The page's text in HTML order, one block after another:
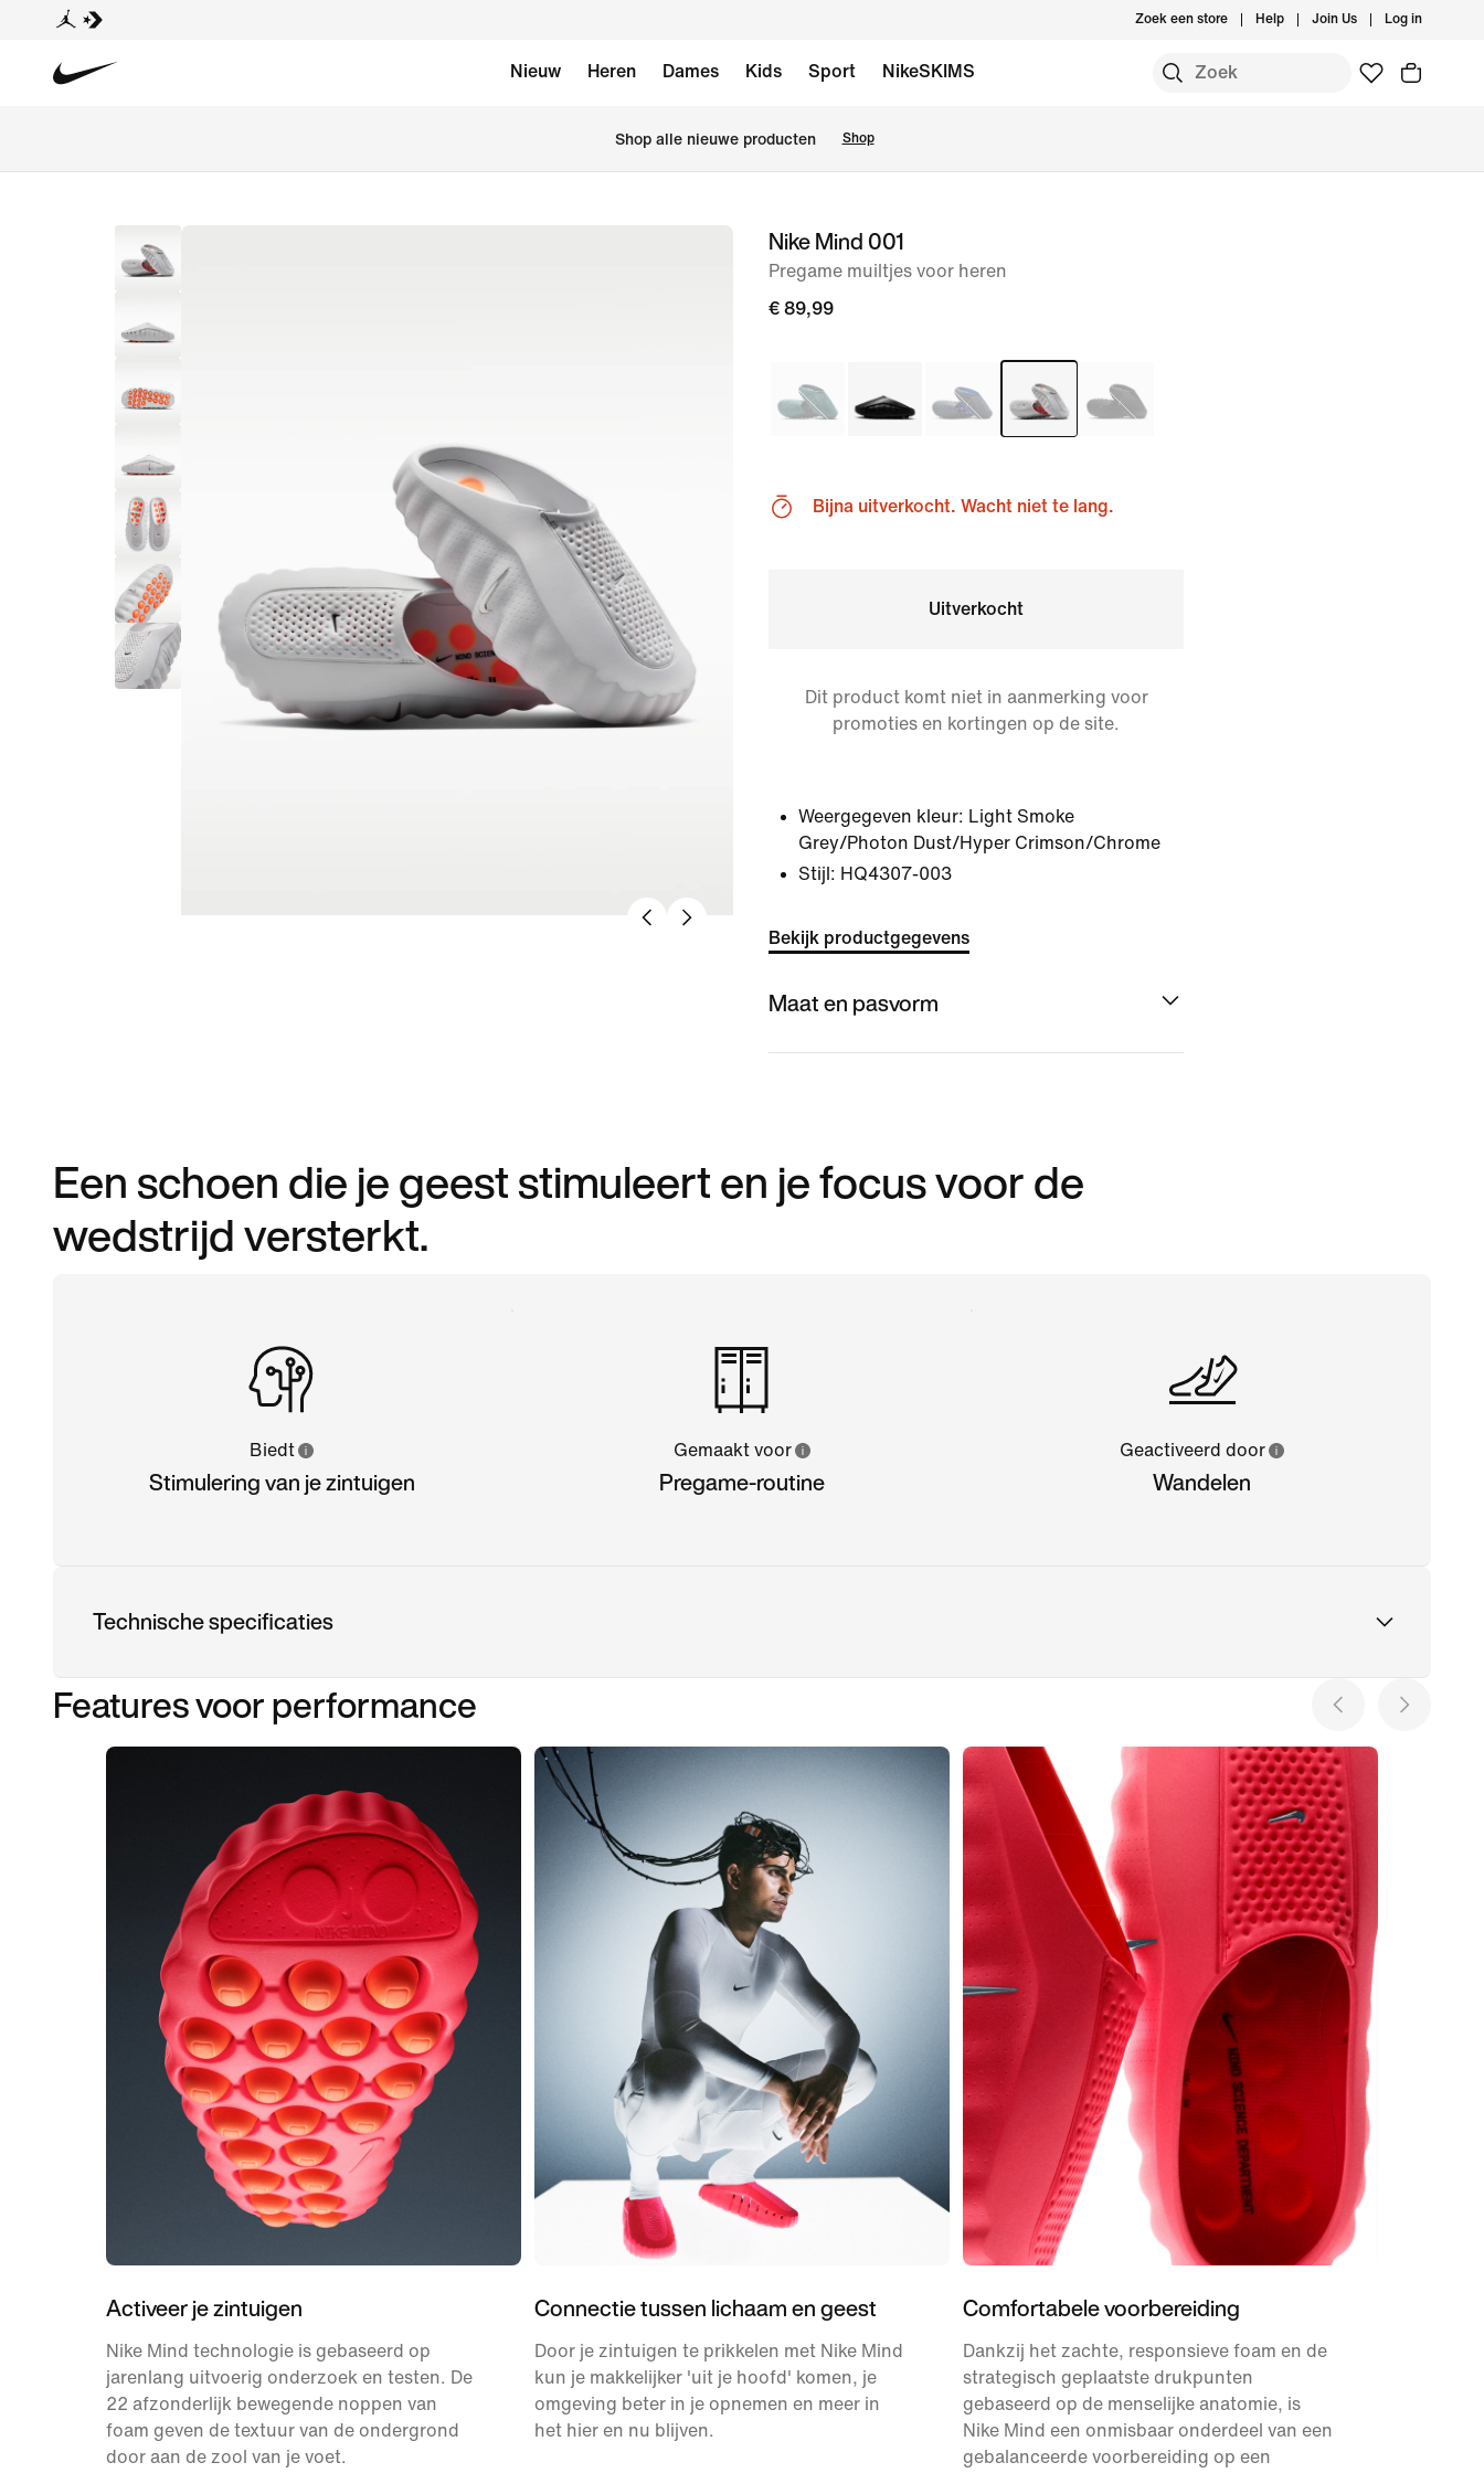
Zoek een store Help Join Us Log in
Nieuw Heren Dames Kids Sport NikeSKIMS
Shop alle nieuwe producten Shop
afbeelding
Nike Mind 001
Pregame muiltjes voor heren
€ 89,99
Bijna uitverkocht. Wacht niet te lang.
Uitverkocht
Dit product komt niet in aanmerking voor
promoties en kortingen op de site.
Weergegeven kleur: Light Smoke
Grey/Photon Dust/Hyper Crimson/Chrome
Stijl: HQ4307-003
Bekijk productgegevens
Maat en pasvorm
Een schoen die je geest stimuleert en je focus voor de
wedstrijd versterkt.
Biedt
Stimulering van je zintuigen
Gemaakt voor
Pregame-routine
Geactiveerd door
Wandelen
Technische specificaties
Features voor performance
Activeer je zintuigen
Nike Mind technologie is gebaseerd op
jarenlang uitvoerig onderzoek en testen. De
22 afzonderlijk bewegende noppen van
foam geven de textuur van de ondergrond
door aan de zool van je voet.
Connectie tussen lichaam en geest
Door je zintuigen te prikkelen met Nike Mind
kun je makkelijker 'uit je hoofd' komen, je
omgeving beter in je opnemen en meer in
het hier en nu blijven.
Comfortabele voorbereiding
Dankzij het zachte, responsieve foam en de
strategisch geplaatste drukpunten
gebaseerd op de menselijke anatomie, is
Nike Mind een onmisbaar onderdeel van een
gebalanceerde voorbereiding op een